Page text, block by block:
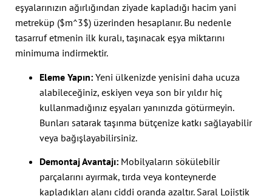
eşyalarınızın ağırlığından ziyade kapladığı hacim yani
metreküp ($m^3$) üzerinden hesaplanır. Bu nedenle
tasarruf etmenin ilk kuralı, taşınacak eşya miktarını
minimuma indirmektir.
Eleme Yapın: Yeni ülkenizde yenisini daha ucuza
alabileceğiniz, eskiyen veya son bir yıldır hiç
kullanmadığınız eşyaları yanınızda götürmeyin.
Bunları satarak taşınma bütçenize katkı sağlayabilir
veya bağışlayabilirsiniz.
Demontaj Avantajı: Mobilyaların sökülebilir
parçalarını ayırmak, tırda veya konteynerde
kapladıkları alanı ciddi oranda azaltır. Saral Lojistik